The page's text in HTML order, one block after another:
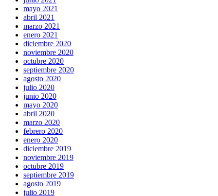
mayo 2021
abril 2021
marzo 2021
enero 2021
diciembre 2020
noviembre 2020
octubre 2020
septiembre 2020
agosto 2020
julio 2020
junio 2020
mayo 2020
abril 2020
marzo 2020
febrero 2020
enero 2020
diciembre 2019
noviembre 2019
octubre 2019
septiembre 2019
agosto 2019
julio 2019